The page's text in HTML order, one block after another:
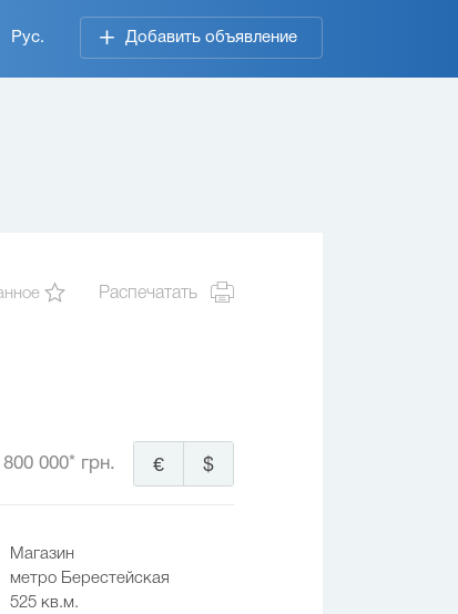
Рус. Добавить объявление
Распечатать
000* грн. $
€
Магазин
метро Берестейская
525 кв.м.